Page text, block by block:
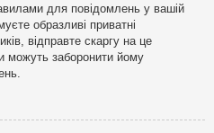
для повідомлень у вашій
образливі приватні
відправте скаргу на це
можуть заборонити йому